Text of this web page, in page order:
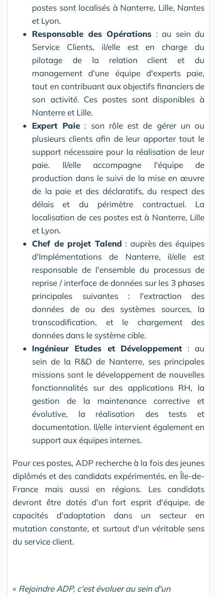
postes sont localisés à Nanterre, Lille, Nantes
et Lyon.
Responsable des Opérations : au sein du
Service Clients, il/elle est en charge du
pilotage de la relation client et du
management d'une équipe d'experts paie,
tout en contribuant aux objectifs financiers de
son activité. Ces postes sont disponibles à
Nanterre et Lille.
Expert Paie : son rôle est de gérer un ou
plusieurs clients afin de leur apporter tout le
support nécessaire pour la réalisation de leur
paie. Il/elle accompagne l'équipe de
production dans le suivi de la mise en œuvre
de la paie et des déclaratifs, du respect des
délais et du périmètre contractuel. La
localisation de ces postes est à Nanterre, Lille
et Lyon.
Chef de projet Talend : auprès des équipes
d'Implémentations de Nanterre, il/elle est
responsable de l'ensemble du processus de
reprise / interface de données sur les 3 phases
principales suivantes : l'extraction des
données de ou des systèmes sources, la
transcodification, et le chargement des
données dans le système cible.
Ingénieur Etudes et Développement : au
sein de la R&D de Nanterre, ses principales
missions sont le développement de nouvelles
fonctionnalités sur des applications RH, la
gestion de la maintenance corrective et
évolutive, la réalisation des tests et
documentation. Il/elle intervient également en
support aux équipes internes.
Pour ces postes, ADP recherche à la fois des jeunes
diplômés et des candidats expérimentés, en Île-de-
France mais aussi en régions. Les candidats
devront être dotés d'un fort esprit d'équipe, de
capacités d'adaptation dans un secteur en
mutation constante, et surtout d'un véritable sens
du service client.
« Rejoindre ADP, c'est évoluer au sein d'un